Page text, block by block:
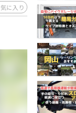
に入り